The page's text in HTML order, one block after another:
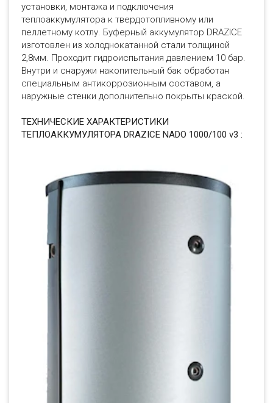
установки, монтажа и подключения
теплоаккумулятора к твердотопливному или
пеллетному котлу. Буферный аккумулятор DRAZICE
изготовлен из холоднокатанной стали толщиной
2,8мм. Проходит гидроиспытания давлением 10 бар.
Внутри и снаружи накопительный бак обработан
специальным антикоррозионным составом, а
наружные стенки дополнительно покрыты краской.
ТЕХНИЧЕСКИЕ ХАРАКТЕРИСТИКИ
ТЕПЛОАККУМУЛЯТОРА DRAZICE NADO 1000/100 v3 :